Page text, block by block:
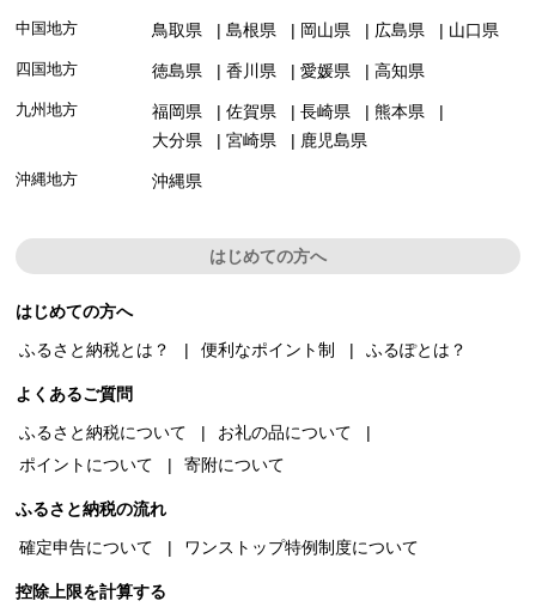
中国地方 鳥取県 島根県 岡山県 広島県 山口県
四国地方 徳島県 香川県 愛媛県 高知県
九州地方 福岡県 佐賀県 長崎県
熊本県
大分県
宮崎県 鹿児島県
沖縄地方 沖縄県
はじめての方へ
はじめての方へ
ふるさと納税とは？
便利なポイント制 ふるぽとは？
よくあるご質問
ふるさと納税について
お礼の品について
ポイントについて
寄附について
ふるさと納税の流れ
確定申告について
ワンストップ特例制度について
控除上限を計算する